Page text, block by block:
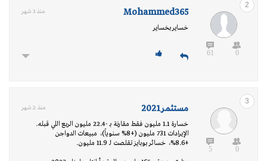
2
0
61
Mohammed365 منذ 3 شهر
خساير بخساير
3
0
5
مستثمر 2021 منذ 2 شهر
خسارة 1.1 مليون فقط مقارنة بـ -22.4 مليون الربع اللي قبله.
الإيرادات 731 مليون (+8% سنوياً)، مبيعات الدواجن
+8.6%، خسائر بوبايز تقلصت لـ 11.9 مليون.